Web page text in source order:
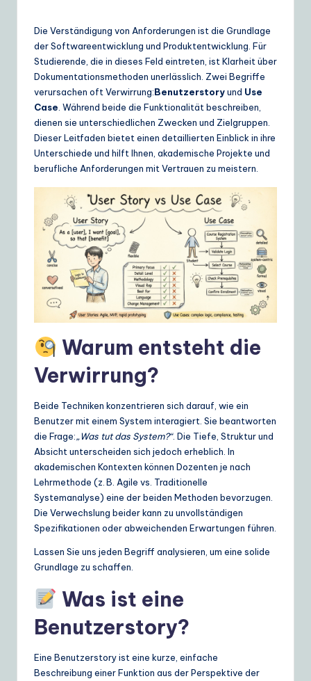
Y
o
D
o
&
S
o
ft
w
lu
Die Verständigung von Anforderungen ist die Grundlage
der Softwareentwicklung und Produktentwicklung. Für
Studierende, die in dieses Feld eintreten, ist Klarheit über
Dokumentationsmethoden unerlässlich. Zwei Begriffe
verursachen oft Verwirrung:Benutzerstoryund Use
Case . Während beide die Funktionalität beschreiben,
dienen sie unterschiedlichen Zwecken und Zielgruppen.
Dieser Leitfaden bietet einen detaillierten Einblick in ihre
Unterschiede und hilft Ihnen, akademische Projekte und
berufliche Anforderungen mit Vertrauen zu meistern.
Warum entsteht die
Verwirrung?
Beide Techniken konzentrieren sich darauf, wie ein
Benutzer mit einem System interagiert. Sie beantworten
die Frage:„Was tut das System?“. Die Tiefe, Struktur und
Absicht unterscheiden sich jedoch erheblich. In
akademischen Kontexten können Dozenten je nach
Lehrmethode (z. B. Agile vs. Traditionelle
Systemanalyse) eine der beiden Methoden bevorzugen.
Die Verwechslung beider kann zu unvollständigen
Spezifikationen oder abweichenden Erwartungen führen.
Lassen Sie uns jeden Begriff analysieren, um eine solide
Grundlage zu schaffen.
Was ist eine
Benutzerstory?
Eine Benutzerstory ist eine kurze, einfache
Beschreibung einer Funktion aus der Perspektive der